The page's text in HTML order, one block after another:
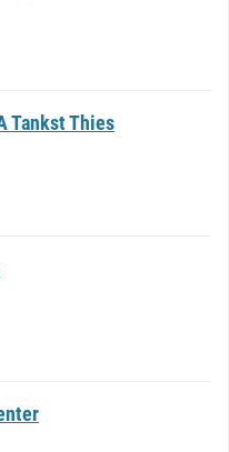
Tankst Thies